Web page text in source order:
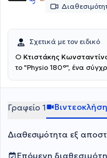
Σχετικά με τον ειδικό
Ο Κτιστάκης
το "Physio 180°", ένα
αποκατάσταση
φυσικοθεραπεία, βελονισμό
κινητοποίησης,
ασθενούς.Ο απώτερος
επάνοδός σας στις
δραστηριότητες, χωρίς
Γραφείο 1 Βιντεοκλήση
Διαθεσιμότητα εξ
Επόμενη